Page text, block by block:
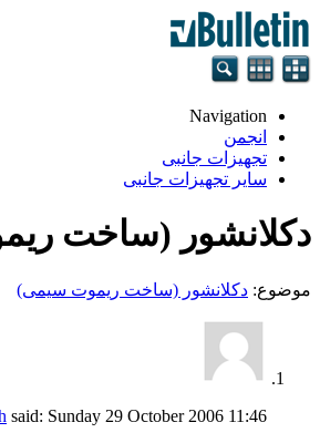
Navigation
انجمن
تجهيزات جانبی
سایر تجهیزات جانبی
دکلانشور (ساخت
موضوع: دکلانشور (ساخت ریموت سیمی)
said: Sunday 29 October 2006 11:46